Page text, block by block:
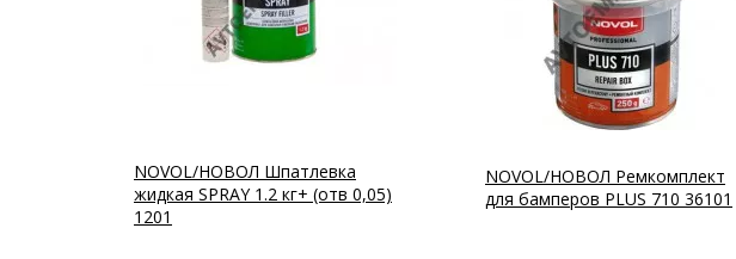
NOVOL/НОВОЛ Шпатлевка
жидкая SPRAY 1.2 кг+ (отв 0,05)
1201
NOVOL/НОВОЛ Ремкомплект
для бамперов PLUS 710 36101